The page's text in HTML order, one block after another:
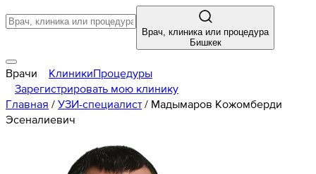
Врач, клиника или процедура
Бишкек
Врачи КлиникиПроцедуры
Зарегистрировать мою клинику
Главная / УЗИ-специалист / Мадымаров Кожомберди
Эсеналиевич